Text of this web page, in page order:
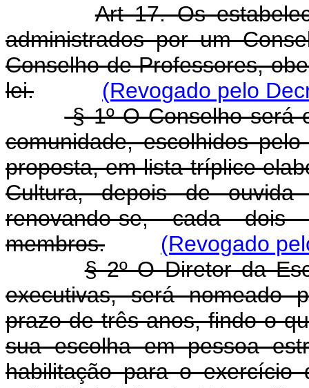
Art 17. Os
administrados por um
Conselho de Professores,
lei.
(Revogado pelo
§ 1º O Conselho será
comunidade, escolhidos
proposta, em lista tríplice
Cultura, depois de
renovando-se, cada
membros.
(Revogado
§ 2º O Diretor da
executivas, será nomeado
prazo de três anos, findo o
sua escolha em pessoa
habilitação para o exercício